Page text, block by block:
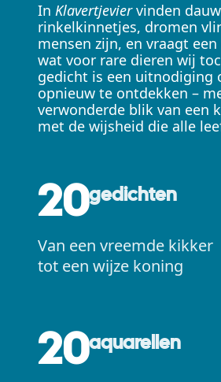
In Klavertjeviervinden
rinkelkinnetjes, dromen
mensen zijn, en vraagt
wat voor rare dieren wij
gedicht is een uitnodiging
opnieuw te ontdekken –
verwonderde blik van een
met de wijsheid die alle
20gedichten
Van een vreemde kikker
tot een wijze koning
20aquarellen